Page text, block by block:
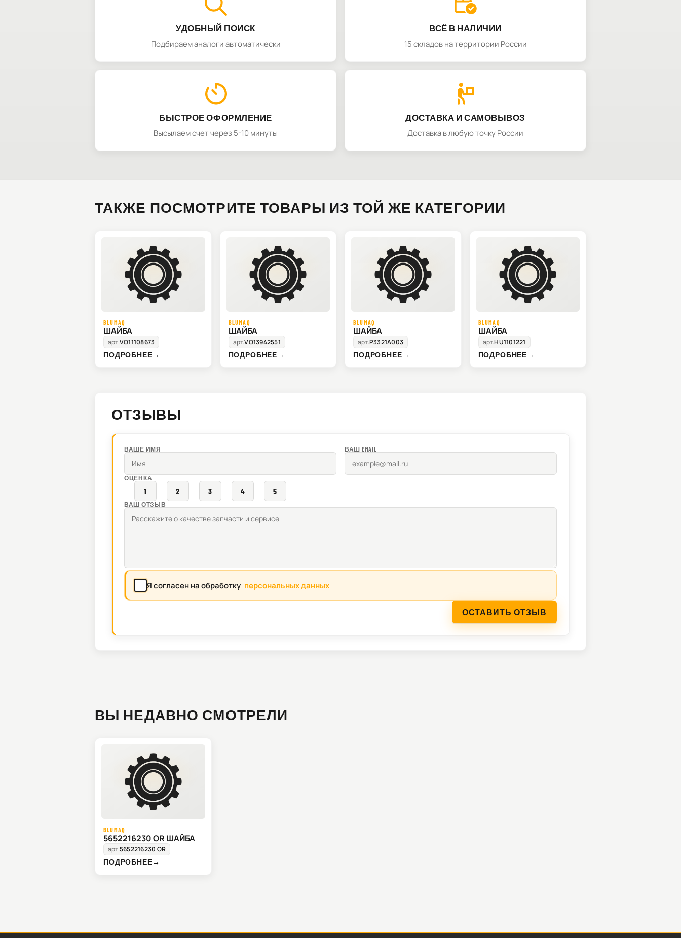
УДОБНЫЙ ПОИСК
Подбираем аналоги автоматически
ВСЁ В НАЛИЧИИ
15 складов на территории России
БЫСТРОЕ ОФОРМЛЕНИЕ
Высылаем счет через 5-10 минуты
ДОСТАВКА И САМОВЫВОЗ
Доставка в любую точку России
ТАКЖЕ ПОСМОТРИТЕ ТОВАРЫ ИЗ ТОЙ ЖЕ КАТЕГОРИИ
BLUMAQ
ШАЙБА
арт.VO11108673
ПОДРОБНЕЕ→
BLUMAQ
ШАЙБА
арт.VO13942551
ПОДРОБНЕЕ→
BLUMAQ
ШАЙБА
арт.P3321A003
ПОДРОБНЕЕ→
BLUMAQ
ШАЙБА
арт.HU1101221
ПОДРОБНЕЕ→
ОТЗЫВЫ
ВАШЕ ИМЯ ВАШ EMAIL
ОЦЕНКА
1 2 3 4 5
ВАШ ОТЗЫВ
Я согласен на обработку персональных данных
ОСТАВИТЬ ОТЗЫВ
ВЫ НЕДАВНО СМОТРЕЛИ
BLUMAQ
5652216230 OR ШАЙБА
арт.5652216230 OR
ПОДРОБНЕЕ→